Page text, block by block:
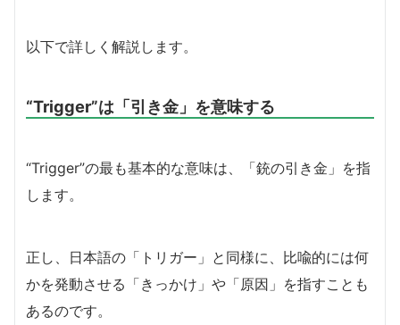
以下で詳しく解説します。
“Trigger”は「引き金」を意味する
“Trigger”の最も基本的な意味は、「銃の引き金」を指
します。
正し、日本語の「トリガー」と同様に、比喩的には何
かを発動させる「きっかけ」や「原因」を指すことも
あるのです。